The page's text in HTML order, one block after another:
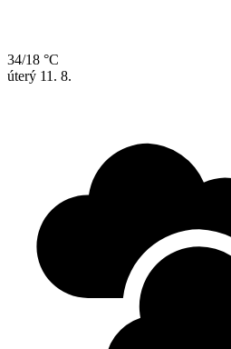
34/18 °C
úterý 11. 8.